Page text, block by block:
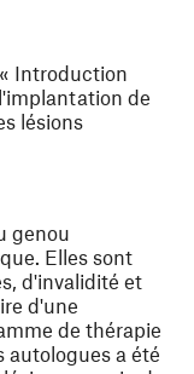
Introduction
de
lésions
genou
Elles sont
d'invalidité et
d'une
de thérapie
autologues a été